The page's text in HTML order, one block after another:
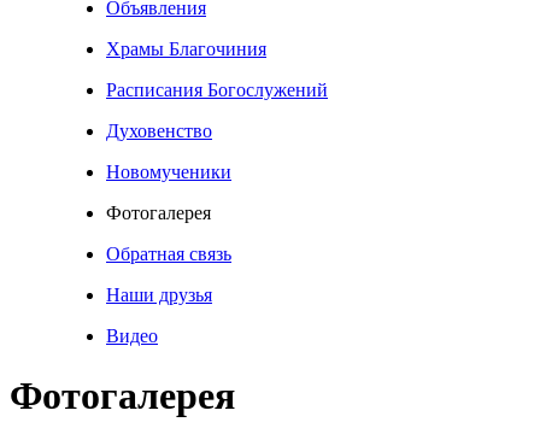
Объявления
Храмы Благочиния
Расписания Богослужений
Духовенство
Новомученики
Фотогалерея
Обратная связь
Наши друзья
Видео
Фотогалерея